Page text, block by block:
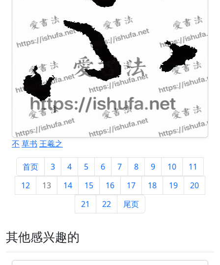
不 草书 王羲之
首页 3 4 5 6 7 8 9 10
11
12
13 14 15 16 17 18 19
20
21
22 尾页
其他感兴趣的